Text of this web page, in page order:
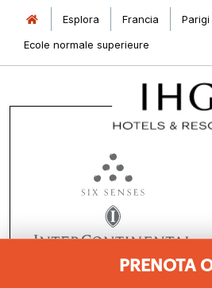
PRENOTA
Esplora Francia
Parigi
Ecole normale superieure